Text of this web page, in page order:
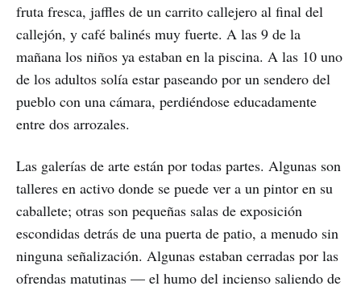
fruta fresca, jaffles de un carrito callejero al final del
callejón, y café balinés muy fuerte. A las 9 de la
mañana los niños ya estaban en la piscina. A las 10 uno
de los adultos solía estar paseando por un sendero del
pueblo con una cámara, perdiéndose educadamente
entre dos arrozales.
Las galerías de arte están por todas partes. Algunas son
talleres en activo donde se puede ver a un pintor en su
caballete; otras son pequeñas salas de exposición
escondidas detrás de una puerta de patio, a menudo sin
ninguna señalización. Algunas estaban cerradas por las
ofrendas matutinas — el humo del incienso saliendo de